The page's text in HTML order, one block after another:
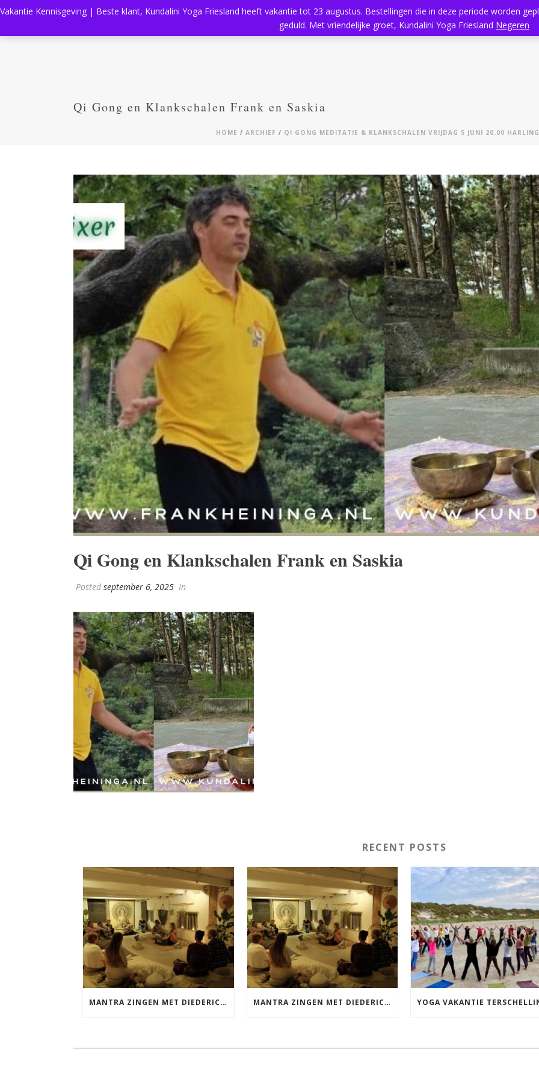
Aanbod Kundalini Yoga Massage Rooster
Qi Gong en Klankschalen Frank en Saskia
HOME / ARCHIEF / QI GONG MEDITATIE & KLANKSCHALEN VRIJDAG 5 JUNI 20.00
Qi Gong en Klankschalen Frank en Saskia
Posted september 6, 2025 In
RECENT POSTS
MANTRA ZINGEN MET DIEDERICK VRIJDAG 25 SEPTEMBER EN 20 NOVEMBER MANTRA ZINGEN MET DIEDERICK IN LEEUWARDEN VRIJDAG 12 JUNI KIRTAN
Vakantie Kennisgeving | Beste klant, Kundalini Yoga Friesland heeft vakantie tot 23 augustus. Bestellingen die in deze periode worden
geduld. Met vriendelijke groet, Kundalini Yoga Friesland Negeren